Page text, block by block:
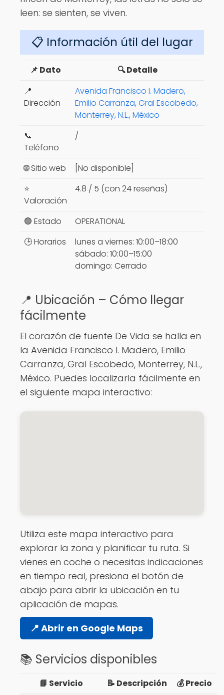
leen: se sienten, se viven.
📋 Información útil del lugar
📌 Dato
🔍 Detalle
📍
Dirección
Avenida Francisco I. Madero,
Emilio Carranza, Gral Escobedo,
Monterrey, N.L., México
📞
Teléfono
/
🌐 Sitio web
[No disponible]
⭐
Valoración
4.8 / 5 (con 24 reseñas)
🟢 Estado
OPERATIONAL
🕒 Horarios
lunes a viernes: 10:00–18:00
sábado: 10:00–15:00
domingo: Cerrado
📍 Ubicación – Cómo llegar
fácilmente
El corazón de fuente De Vida se halla en
la Avenida Francisco I. Madero, Emilio
Carranza, Gral Escobedo, Monterrey, N.L.,
México. Puedes localizarla fácilmente en
el siguiente mapa interactivo:
Utiliza este mapa interactivo para
explorar la zona y planificar tu ruta. Si
vienes en coche o necesitas indicaciones
en tiempo real, presiona el botón de
abajo para abrir la ubicación en tu
aplicación de mapas.
📍 Abrir en Google Maps
📚 Servicios disponibles
📘 Servicio 📝 Descripción 💰 Precio